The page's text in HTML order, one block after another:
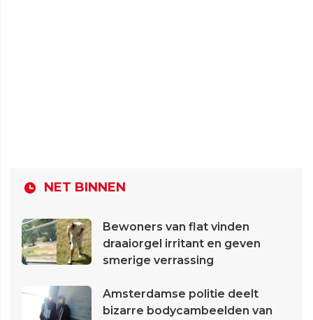
NET BINNEN
Bewoners van flat vinden
draaiorgel irritant en geven
smerige verrassing
Amsterdamse politie deelt
bizarre bodycambeelden van